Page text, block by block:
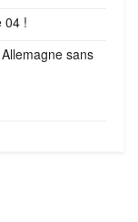
04 !
sans